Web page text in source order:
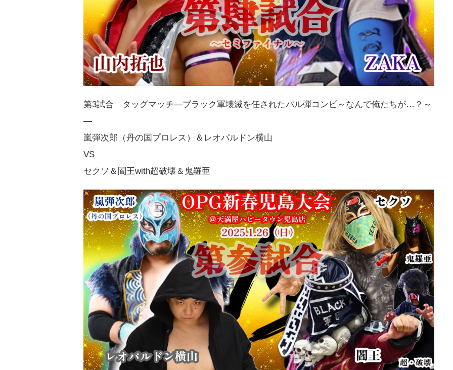
第3試合 タッグマッチ―ブラック軍壊滅を任されたパル弾コンビ～なんで俺たちが…？～
―
嵐弾次郎（丹の国プロレス）＆レオパルドン横山
VS
セクソ＆閻王with超破壊＆鬼羅亜